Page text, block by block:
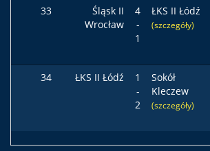
33
Śląsk II
Wrocław
4
-
1
ŁKS II Łódź
(szczegóły)
34 ŁKS II Łódź
1
-
2
Sokół
Kleczew
(szczegóły)